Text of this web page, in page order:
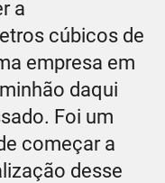
a
cúbicos de
empresa em
daqui
Foi um
começar a
desse